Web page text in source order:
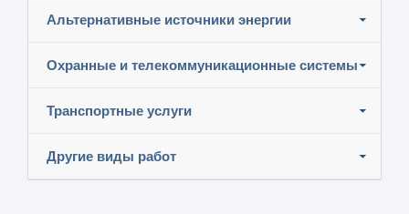
Альтернативные источники энергии
Охранные и телекоммуникационные системы
Транспортные услуги
Другие виды работ